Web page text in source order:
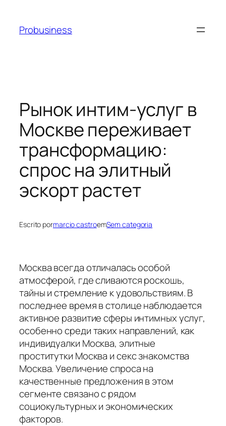
Probusiness
Рынок интим-услуг в
Москве переживает
трансформацию:
спрос на элитный
эскорт растет
Escrito pormarcio castroemSem categoria
Москва всегда отличалась особой
атмосферой, где сливаются роскошь,
тайны и стремление к удовольствиям. В
последнее время в столице наблюдается
активное развитие сферы интимных услуг,
особенно среди таких направлений, как
индивидуалки Москва, элитные
проститутки Москва и секс знакомства
Москва. Увеличение спроса на
качественные предложения в этом
сегменте связано с рядом
социокультурных и экономических
факторов.